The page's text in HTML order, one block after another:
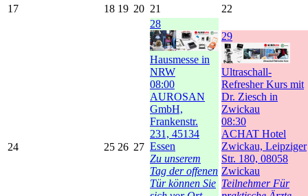
17
18 19 20 21 22
24 25 26 27
28
Hausmesse in
NRW
08:00
AUROSAN
GmbH,
Frankenstr.
231, 45134
Essen
Zu unserem
Tag der offenen
Tür können Sie
29
Ultraschall-
Refresher Kurs mit
Dr. Ziesch in
Zwickau
08:30
ACHAT Hotel
Zwickau, Leipziger
Str. 180, 08058
Zwickau
Teilnehmer Für